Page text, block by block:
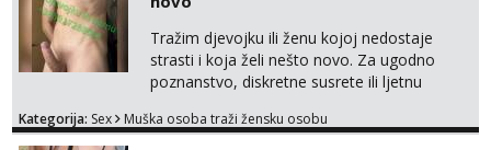
koji žude za strogim zapovijedima, sissy
transformacijom (rublje, elegancija) i
potpunim psihološkim treni...
Tražim djevojku ili ženu kojoj nedostaje
strasti i koja želi nešto novo. Za ugodno
poznanstvo, diskretne susrete ili ljetnu
uredan. Slobodna ili zauzeta, dobrodošla. Prvi
Kategorija: Sex Muška osoba traži žensku osobu